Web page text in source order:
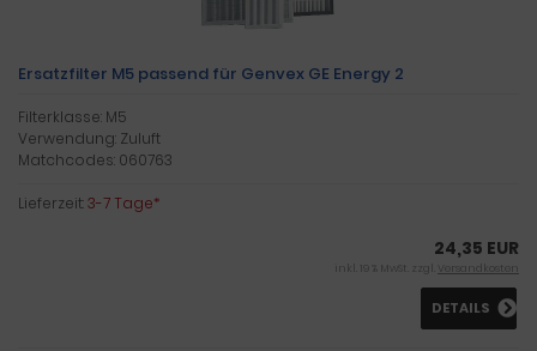
Ersatzfilter M5 passend für Genvex GE Energy 2
Filterklasse: M5
Verwendung: Zuluft
Matchcodes: 060763
Lieferzeit:3-7 Tage*
24,35 EUR
inkl. 19 % MwSt. zzgl. Versandkosten
DETAILS